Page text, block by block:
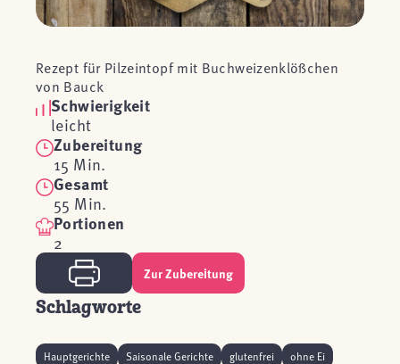
Rezept für Pilzeintopf mit Buchweizenklößchen
von Bauck
Schwierigkeit
leicht
Zubereitung
15 Min.
Gesamt
55 Min.
Portionen
2
Zur Zubereitung
Schlagworte
Hauptgerichte Saisonale Gerichte glutenfrei
ohne Ei